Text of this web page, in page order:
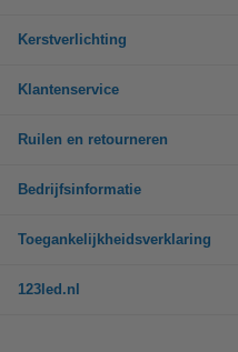
Kerstverlichting
Klantenservice
Ruilen en retourneren
Bedrijfsinformatie
Toegankelijkheidsverklaring
123led.nl